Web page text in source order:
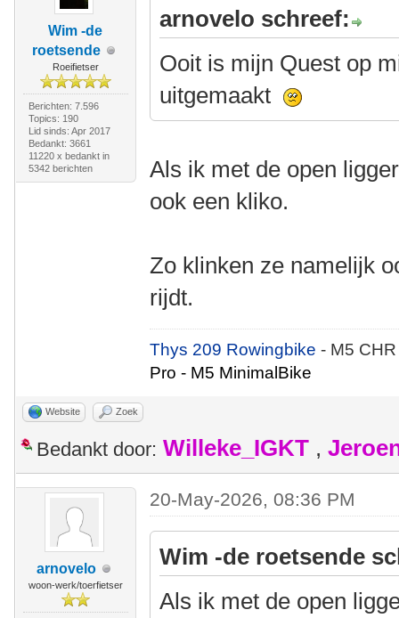
Wim -de
roetsende
Roeifietser
Berichten: 7.596
Topics: 190
Lid sinds: Apr 2017
Bedankt: 3661
11220 x bedankt in
5342 berichten
arnovelo schreef:
Ooit is mijn Quest op
uitgemaakt
Als ik met de open
ook een kliko.
Zo klinken ze namelijk
rijdt.
Thys 209 Rowingbike- M5
Pro - M5 MinimalBike
Website Zoek
Bedankt door: Willeke_IGKT ,
arnovelo
woon-werk/toerfietser
20-May-2026, 08:36 PM
Wim -de roetsende
Als ik met de open